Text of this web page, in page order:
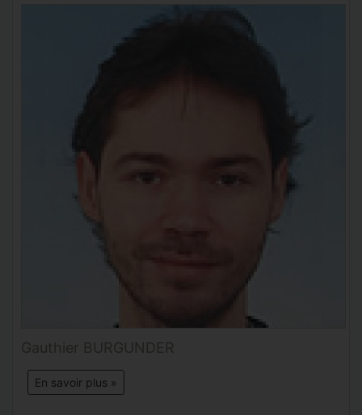
Gauthier BURGUNDER
En savoir plus »